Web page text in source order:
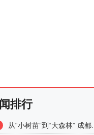
排行
从“小树苗”到“大森林” 成都...